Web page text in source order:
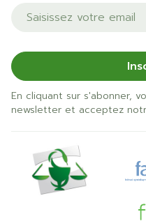
Adresse mail
En cliquant sur s'abonner,
newsletter et acceptez